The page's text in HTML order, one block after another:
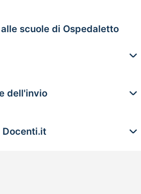
scuole di Ospedaletto
dell'invio
Docenti.it